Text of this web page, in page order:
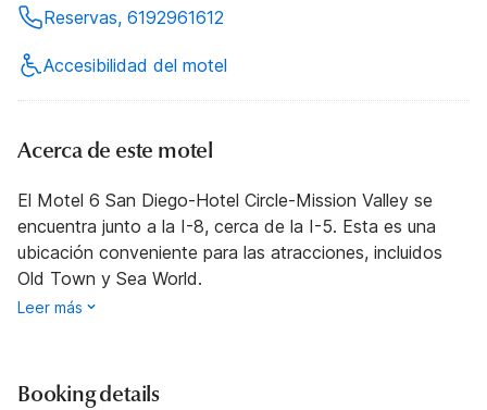
Reservas, 6192961612
Accesibilidad del motel
Acerca de este motel
El Motel 6 San Diego-Hotel Circle-Mission Valley se
encuentra junto a la I-8, cerca de la I-5. Esta es una
ubicación conveniente para las atracciones, incluidos
Old Town y Sea World.
Leer más
Booking details